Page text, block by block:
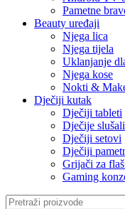
Pametne
Beauty uređaji
Njega lica
Njega tijela
Uklanjanje
Njega kose
Nokti &
Dječiji kutak
Dječiji tableti
Dječije
Dječiji setovi
Dječiji
Grijači za
Gaming